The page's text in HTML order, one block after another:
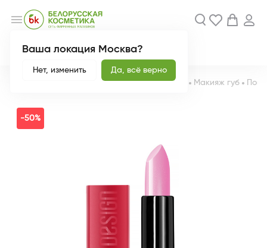
Ваша локация Москва?
Нет, изменить Да, всё верно
menu
Новинки Акции
Декоративная косметика Макияж губ
-50%